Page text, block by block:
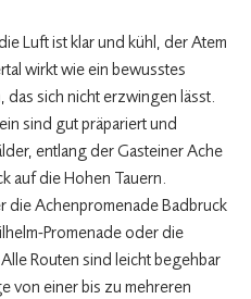
Luft ist klar und kühl, der Atem
wirkt wie ein bewusstes
sich nicht erzwingen lässt.
sind gut präpariert und
entlang der Gasteiner Ache
auf die Hohen Tauern.
die Achenpromenade Badbruck
Promenade oder die
Routen sind leicht begehbar
von einer bis zu mehreren